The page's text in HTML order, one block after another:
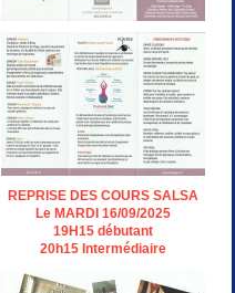
REPRISE DES COURS SALSA
Le MARDI 16/09/2025
19H15 débutant
20h15 Intermédiaire